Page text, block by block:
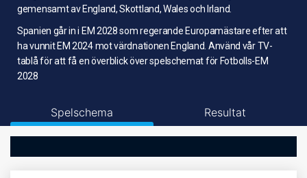
gemensamt av England, Skottland, Wales och Irland.
Spanien går in i EM 2028 som regerande Europamästare efter att
ha vunnit EM 2024 mot värdnationen England. Använd vår TV-
tablå för att få en överblick över spelschemat för Fotbolls-EM
2028
Spelschema Resultat